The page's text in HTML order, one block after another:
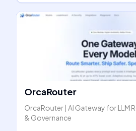
OrcaRouter
OrcaRouter | AI Gateway for LLM
& Governance